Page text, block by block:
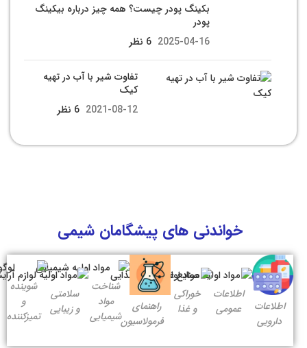
بکینگ پودر چیست؟ همه چیز درباره بیکینگ
پودر
2025-04-16 6 نظر
تفاوت شیر با آب در تهیه
کیک
2021-08-12 6 نظر
خواندنی های پیشگامان شیمی
اطلاعات
دارویی
اطلاعات
عمومی
خوراکی
و غذا
راهنمای
فرمولاسیون
شناخت
مواد
شیمیایی
سلامتی
و زیبایی
شوینده
و
تمیزکننده